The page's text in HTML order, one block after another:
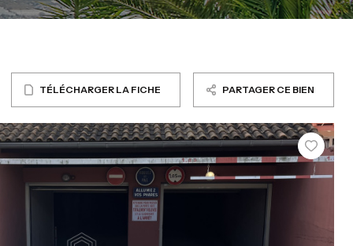
TÉLÉCHARGER LA FICHE PARTAGER CE BIEN